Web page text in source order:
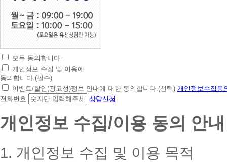
초
간
편
상
담
청
대
폰
모두 동의합니다.
개인정보 수집 및 이용에
동의합니다.(필수)
이벤트/할인(광고성)정보 안내에 대한 동의합니다.(선택) 개인정보수집동
전화번호
상담신청
개인정보 수집/이용 동의 안내
1. 개인정보 수집 및 이용 목적